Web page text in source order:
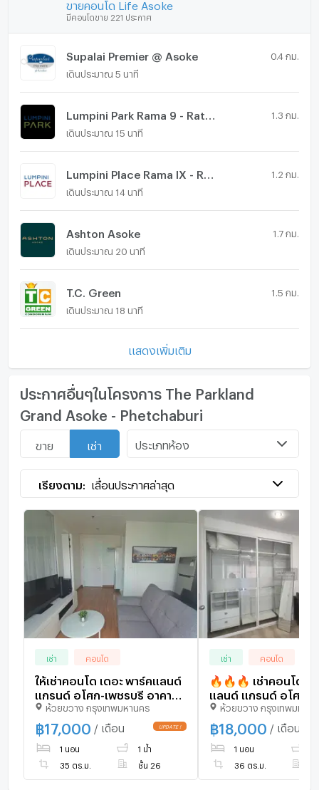
ขายคอนโด Life Asoke
มีคอนโดขาย 221 ประกาศ
Supalai Premier @ Asoke 0.4 กม.
เดินประมาณ 5 นาที
1.3 กม.
เดินประมาณ 15 นาที
1.2 กม.
เดินประมาณ 14 นาที
Ashton Asoke 1.7 กม.
เดินประมาณ 20 นาที
T.C. Green 1.5 กม.
เดินประมาณ 18 นาที
แสดงเพิ่มเติม
ประกาศอื่นๆในโครงการ The Parkland
Grand Asoke - Phetchaburi
ขาย เช่า ประเภทห้อง
เรียงตาม: เลื่อนประกาศล่าสุด
เช่า คอนโด
ให้เช่าคอนโด เดอะ พาร์คแลนด์
แกรนด์ อโศก-เพชรบุรี อาคาร 1
ชั้น 26 1 ห้องนอน ขนาด 35
ตรม ใกล้ โรงเรียนดอนบอสโก
ห้วยขวาง กรุงเทพมหานคร
฿17,000 / เดือน
1 นอน 1 น้ำ
35 ตร.ม. ชั้น 26
เช่า คอนโด
🔥🔥🔥 เช่าคอนโด เดอะ พาร์ค
แลนด์ แกรนด์ อโศก -
MRT-เพชรบุรี บางกะปิ
ห้วยขวาง กรุงเทพ
✅ ทักไลน์
ตอบทันที ทีมงานมืออ
🔥🔥🔥
ห้วยขวาง กรุงเทพมหาน
฿18,000 / เดือน
1 นอน
36 ตร.ม.